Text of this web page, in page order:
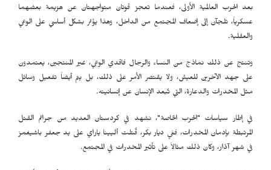
بعد الحرب العالمية الأولى، فعندما تعجز قوتان متواجهتان عن هزيمة بعضهما
عسكرياً، تلجآن إلى إضعاف المجتمع من الداخل، وهذا يؤثر بشكل أساسي على الوعي
والعقلية.
وتنتج عن ذلك نماذج من النساء والرجال فاقدي الوعي، غير المنتجين، يعتمدون
على جهد الآخرين للعيش، ولا يقتصر الأمر على ذلك، بل يتم أيضاً تفعيل وسائل
مثل المخدرات والدعارة، التي تُبعد الإنسان عن إنسانيته.
في إطار سياسات "الحرب الخاصة"، نشهد في كردستان العديد من جرائم القتل
المرتبطة بإدمان المخدرات، ففي ديار بكر، قُتلت أليينا ياراي على يد جعفر باشيغمز
في شهر آذار، وكان ذلك مثالاً على تأثير المخدرات في المجتمع.